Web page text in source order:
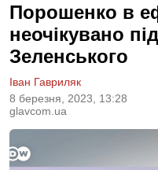
Порошенко в
неочікувано
Зеленського
8 березня, 2023, 13:28
glavcom.ua
Іван Гавриляк